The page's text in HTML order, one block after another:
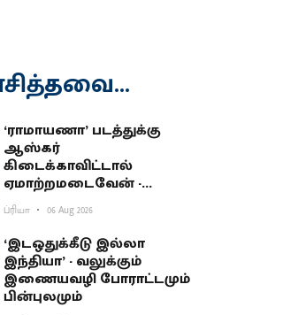
‘ராமாயணா’ படத்துக்கு
ஆஸ்கர்
கிடைக்காவிட்டால்
ஏமாற்றமடைவேன் -
மகாராஷ்டிர முதல்வர்
பகிர்வு
ப்ரியா 06 Aug 2026
‘இடஒதுக்கீடு இல்லா
இந்தியா’ - வலுக்கும்
இணையவழி போராட்டமும்
பின்புலமும்